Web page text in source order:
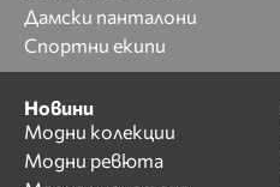
Дамски панталони
Спортни екипи
Новини
Модни колекции
Модни ревюта